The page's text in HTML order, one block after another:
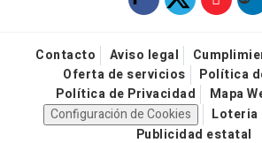
Contacto Aviso legal
Oferta de servicios
Política
Política de Privacidad
Mapa
Configuración de Cookies
Loteria
Publicidad estatal